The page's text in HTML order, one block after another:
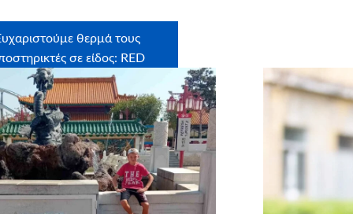
θερμά τους
σε είδος: RED
LOOP